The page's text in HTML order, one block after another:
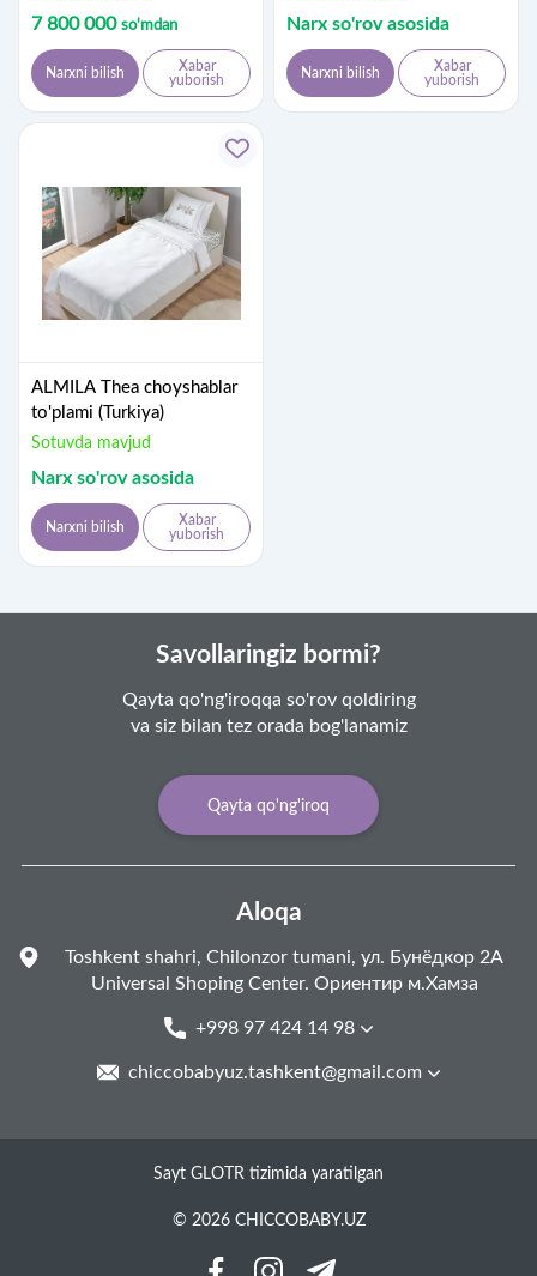
7 800 000 so'mdan
Narxni bilish
Xabar
yuborish
Narx so'rov asosida
Narxni bilish
Xabar
yuborish
ALMILA Thea choyshablar
to'plami (Turkiya)
Sotuvda mavjud
Narx so'rov asosida
Narxni bilish
Xabar
yuborish
Savollaringiz bormi?
Qayta qo'ng'iroqqa so'rov qoldiring
va siz bilan tez orada bog'lanamiz
Qayta qo'ng'iroq
Aloqa
Toshkent shahri, Chilonzor tumani, ул. Бунёдкор 2А
Universal Shoping Center. Ориентир м.Хамза
+998 97 424 14 98
chiccobabyuz.tashkent@gmail.com
Sayt GLOTR tizimida yaratilgan
© 2026 CHICCOBABY.UZ